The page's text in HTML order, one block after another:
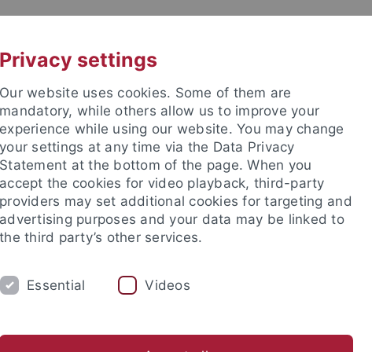
STUDIUM FORSCHUNG EINRICHTUNGEN
und Publikationen Campusleben Im Dialog Karriere
Privacy settings
Our website uses cookies. Some of them are
mandatory, while others allow us to improve your
experience while using our website. You may change
your settings at any time via the Data Privacy
Statement at the bottom of the page. When you
accept the cookies for video playback, third-party
providers may set additional cookies for targeting and
advertising purposes and your data may be linked to
the third party’s other services.
Essential Videos